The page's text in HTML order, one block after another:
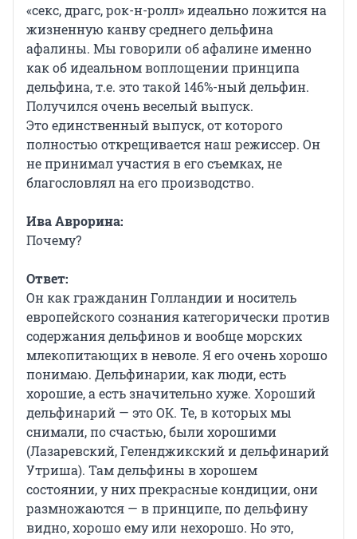
«секс, драгс, рок-н-ролл» идеально ложится на
жизненную канву среднего дельфина
афалины. Мы говорили об афалине именно
как об идеальном воплощении принципа
дельфина, т.е. это такой 146%-ный дельфин.
Получился очень веселый выпуск.
Это единственный выпуск, от которого
полностью открещивается наш режиссер. Он
не принимал участия в его съемках, не
благословлял на его производство.
Ива Аврорина:
Почему?
Ответ:
Он как гражданин Голландии и носитель
европейского сознания категорически против
содержания дельфинов и вообще морских
млекопитающих в неволе. Я его очень хорошо
понимаю. Дельфинарии, как люди, есть
хорошие, а есть значительно хуже. Хороший
дельфинарий — это ОК. Те, в которых мы
снимали, по счастью, были хорошими
(Лазаревский, Геленджикский и дельфинарий
Утриша). Там дельфины в хорошем
состоянии, у них прекрасные кондиции, они
размножаются — в принципе, по дельфину
видно, хорошо ему или нехорошо. Но это,